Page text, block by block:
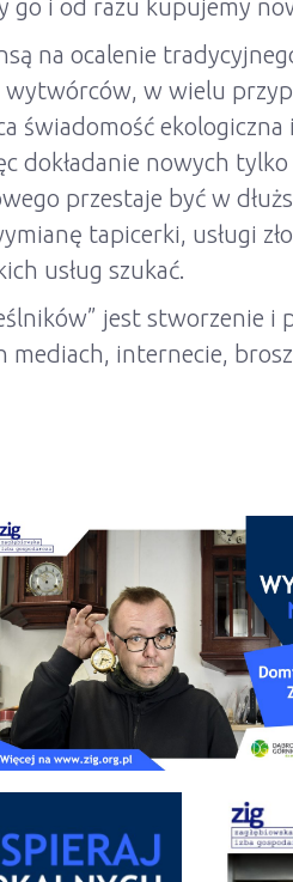
go i od razu kupujemy
na ocalenie
w wielu
świadomość
dokładanie nowych
przestaje być w
tapicerki, usługi
usług szukać.
jest stworzenie
mediach, internecie,